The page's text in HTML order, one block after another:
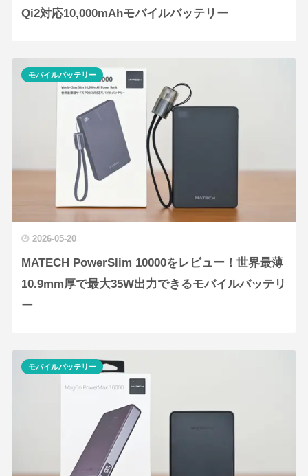
Qi2対応10,000mAhモバイルバッテリー
2026-05-20
MATECH PowerSlim 10000をレビュー！世界最薄
10.9mm厚で最大35W出力できるモバイルバッテリ
ー
モバイルバッテリー
モバイルバッテリー